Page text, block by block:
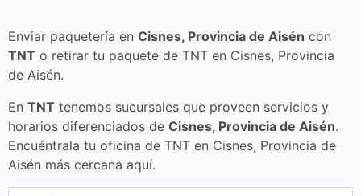
Enviar paquetería en Cisnes, Provincia de Aisén con
TNT o retirar tu paquete de TNT en Cisnes, Provincia
de Aisén.
En TNT tenemos sucursales que proveen servicios y
horarios diferenciados de Cisnes, Provincia de Aisén.
Encuéntrala tu oficina de TNT en Cisnes, Provincia de
Aisén más cercana aquí.